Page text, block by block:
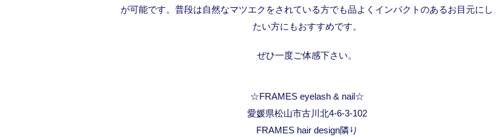
が可能です。普段は自然なマツエクをされている方でも品よくインパクトのあるお目元にし
たい方にもおすすめです。
ぜひ一度ご体感下さい。
☆FRAMES eyelash & nail☆
愛媛県松山市古川北4-6-3-102
FRAMES hair design隣り